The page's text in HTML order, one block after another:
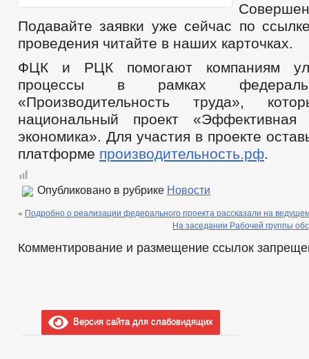
Подавайте заявки уже сейчас по
проведения читайте в наших карточках.
ФЦК и РЦК помогают компаниям
процессы в рамках
«Производительность труда»,
национальный проект «Эффективная
экономика». Для участия в проекте
платформе производительность.рф.
Опубликовано в рубрике Новости
« Подробно о реализации федерального проекта рассказали на
На заседании Рабочей группы
Комментирование и размещение ссылок
Версия сайта для слабовидящих